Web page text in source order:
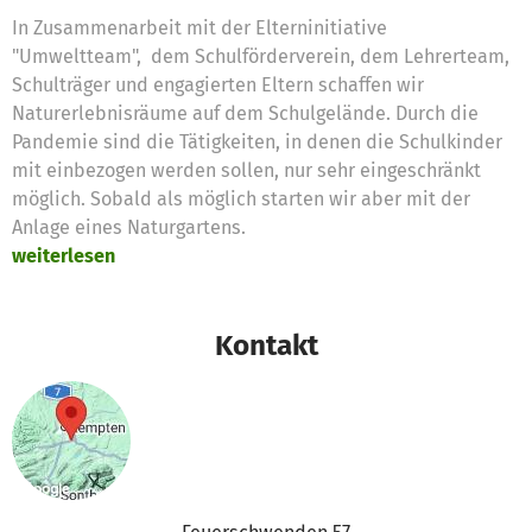
In Zusammenarbeit mit der Elterninitiative
"Umweltteam", dem Schulförderverein, dem Lehrerteam,
Schulträger und engagierten Eltern schaffen wir
Naturerlebnisräume auf dem Schulgelände. Durch die
Pandemie sind die Tätigkeiten, in denen die Schulkinder
mit einbezogen werden sollen, nur sehr eingeschränkt
möglich. Sobald als möglich starten wir aber mit der
Anlage eines Naturgartens.
weiterlesen
Kontakt